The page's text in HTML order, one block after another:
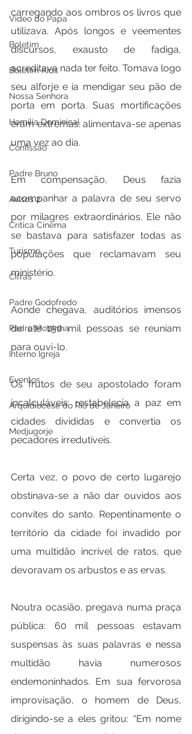
Video do Papa
Boletim
Boletim Kids
Nossa Senhora
Homilia Dominical
Confissão
Padre Bruno
Avisos 2
Crítica Cinema
Turismo
Cifras
Padre Godofredo
Padre Mottinha
Interno Igreja
Eventos
Arquidiocese do Rio de Janeiro
Medjugorje
carregando aos ombros os livros que
utilizava. Após longos e veementes
discursos, exausto de fadiga,
acreditava nada ter feito. Tomava logo
seu alforje e ia mendigar seu pão de
porta em porta. Suas mortificações
eram extremas: alimentava-se apenas
uma vez ao dia.
Em compensação, Deus fazia
acompanhar a palavra de seu servo
por milagres extraordinários. Ele não
se bastava para satisfazer todas as
populações que reclamavam seu
ministério.
Aonde chegava, auditórios imensos
de até 150 mil pessoas se reuniam
para ouvi-lo.
Os frutos de seu apostolado foram
incalculáveis: restabelecia a paz em
cidades divididas e convertia os
pecadores irredutíveis.
Certa vez, o povo de certo lugarejo
obstinava-se a não dar ouvidos aos
convites do santo. Repentinamente o
território da cidade foi invadido por
uma multidão incrível de ratos, que
devoravam os arbustos e as ervas.
Noutra ocasião, pregava numa praça
pública: 60 mil pessoas estavam
suspensas às suas palavras e nessa
multidão havia numerosos
endemoninhados. Em sua fervorosa
improvisação, o homem de Deus,
dirigindo-se a eles gritou: “Em nome